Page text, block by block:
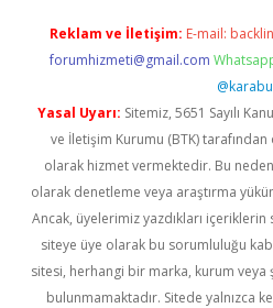
Reklam ve İletişim: E-mail:
forumhizmeti@gmail.com
Yasal Uyarı: Sitemiz, 5651 Sayılı
ve İletişim Kurumu (BTK) tarafından
olarak hizmet vermektedir. Bu
olarak denetleme veya araştırma
Ancak, üyelerimiz yazdıkları
siteye üye olarak bu sorumluluğu
sitesi, herhangi bir marka, kurum veya
bulunmamaktadır. Sitede yalnızca